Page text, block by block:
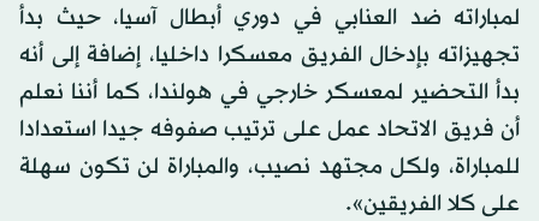
لمباراته ضد العنابي في دوري أبطال آسيا، حيث بدأ
تجهيزاته بإدخال الفريق معسكرا داخليا، إضافة إلى أنه
بدأ التحضير لمعسكر خارجي في هولندا، كما أننا نعلم
أن فريق الاتحاد عمل على ترتيب صفوفه جيدا استعدادا
للمباراة، ولكل مجتهد نصيب، والمباراة لن تكون سهلة
على كلا الفريقين».